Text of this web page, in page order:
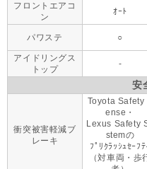
フロントエアコ
ン
ｵｰﾄ
パワステ ○
アイドリングス
トップ
-
安
衝突被害軽減ブ
レーキ
Toyota Safety
ense・
Lexus Safety
stemの
ﾌﾟﾘｸﾗｯｼｭｾｰﾌﾃ
（対車両・歩